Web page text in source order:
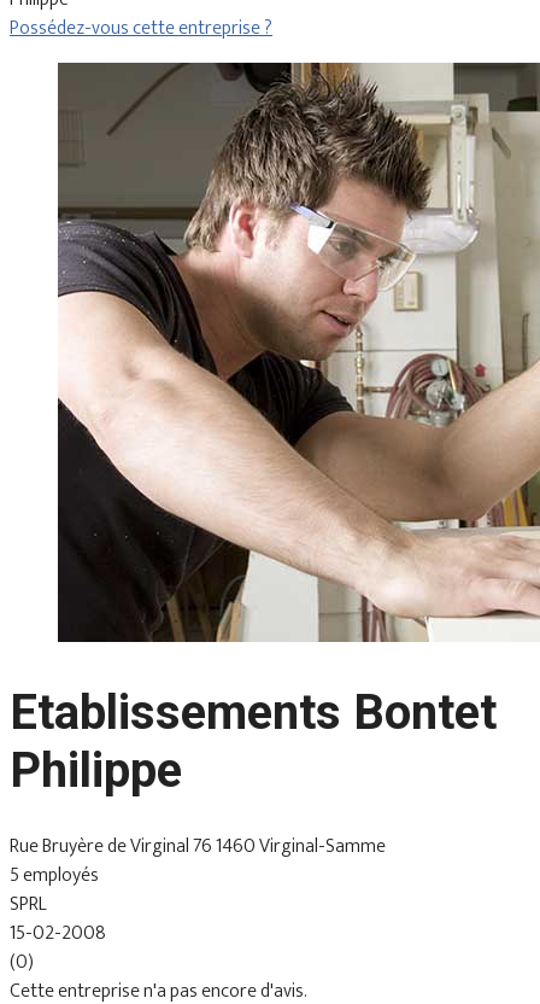
Possédez-vous cette entreprise ?
Etablissements Bontet
Philippe
Rue Bruyère de Virginal 76 1460 Virginal-Samme
5 employés
SPRL
15-02-2008
(0)
Cette entreprise n'a pas encore d'avis.